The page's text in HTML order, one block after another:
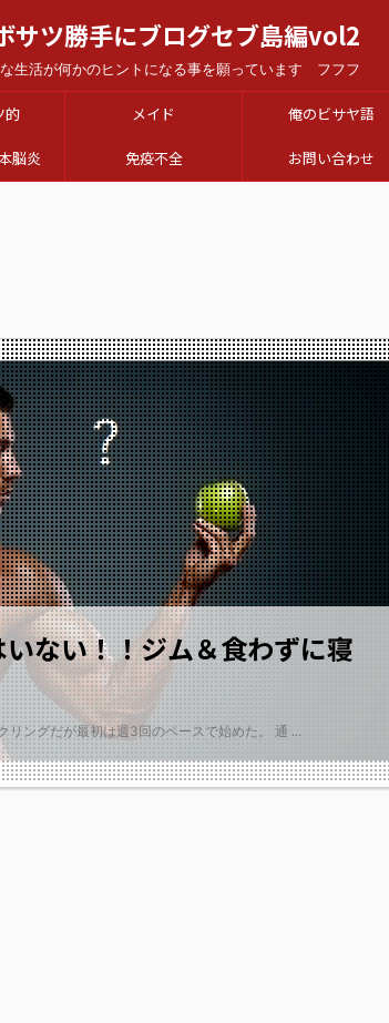
サツ勝手にブログセブ島編vol2
生活が何かのヒントになる事を願っています フフフ
的 メイド 俺のビサヤ語
脳炎 免疫不全 お問い合わせ
2018/10/24
ない！！ジム＆食わずに寝
ングだが最初は週3回のペースで始めた。 通 ...